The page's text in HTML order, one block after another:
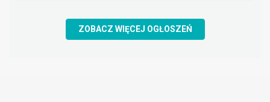
ZOBACZ WIĘCEJ OGŁOSZEŃ